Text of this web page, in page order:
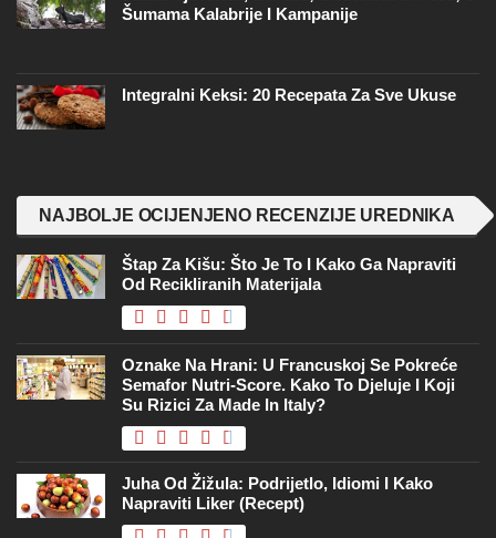
Šumama Kalabrije I Kampanije
Integralni Keksi: 20 Recepata Za Sve Ukuse
NAJBOLJE OCIJENJENO RECENZIJE UREDNIKA
Štap Za Kišu: Što Je To I Kako Ga Napraviti
Od Recikliranih Materijala
Oznake Na Hrani: U Francuskoj Se Pokreće
Semafor Nutri-Score. Kako To Djeluje I Koji
Su Rizici Za Made In Italy?
Juha Od Žižula: Podrijetlo, Idiomi I Kako
Napraviti Liker (recept)